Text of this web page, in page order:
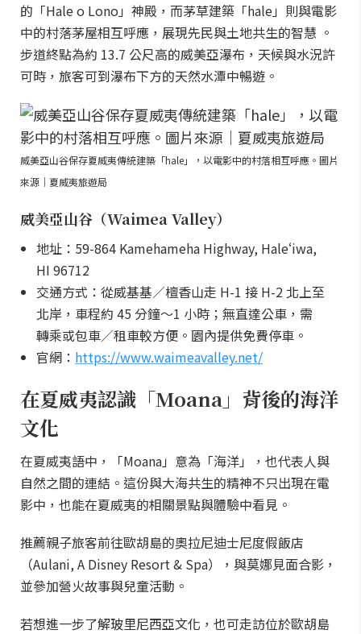
的「Hale o Lono」神殿，而茅草建築「hale」則與電影
中的村落茅屋相互呼應，展現先民與土地共生的智慧 。
步道終點為約 13.7 公尺高的威美亞瀑布，天候與水況許
可時，旅客可到瀑布下方的天然水潭中暢遊。
威美亞山谷保存夏威夷傳統建築「hale」，以電影中的村落相互呼應。圖片
來源｜夏威夷旅遊局
威美亞山谷（Waimea Valley）
地址：59-864 Kamehameha Highway, Haleʻiwa,
HI 96712
交通方式：從威基基／檀香山走 H-1 接 H-2 北上至
北岸，車程約 45 分鐘～1 小時；無直達公車，需
轉乘或包車／租車較方便。園內提供免費停車。
官網： https://www.waimeavalley.net/
在夏威夷認識「Moana」背後的海洋
文化
在夏威夷語中，「Moana」意為「海洋」，也代表人與
自然之間的連結。這份與大海共生的精神不只出現在電
影中，也能在夏威夷的相關景點與體驗中看見。
推薦親子旅客前往歐胡島的奧拉尼迪士尼度假飯店
（Aulani, A Disney Resort & Spa），與莫娜見面合影，
並參加營火故事與兒童活動。
若想進一步了解玻里尼西亞文化，也可走訪位於歐胡島